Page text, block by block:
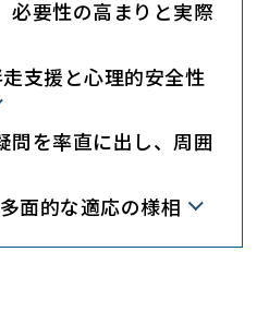
要性の高まりと実際
支援と心理的安全性
問を率直に出し、周囲
面的な適応の様相